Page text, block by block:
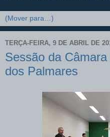
TERÇA-FEIRA, 9 DE ABRIL DE
Sessão da
dos Palmares